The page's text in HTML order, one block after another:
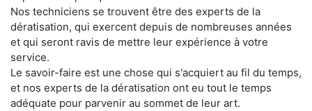
Nos techniciens se trouvent être des experts de la
dératisation, qui exercent depuis de nombreuses années
et qui seront ravis de mettre leur expérience à votre
service.
Le savoir-faire est une chose qui s'acquiert au fil du temps,
et nos experts de la dératisation ont eu tout le temps
adéquate pour parvenir au sommet de leur art.